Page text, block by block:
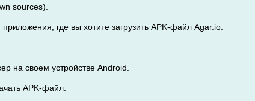
sources).
где вы хотите загрузить APK-файл Agar.io.
на своем устройстве Android.
APK-файл.